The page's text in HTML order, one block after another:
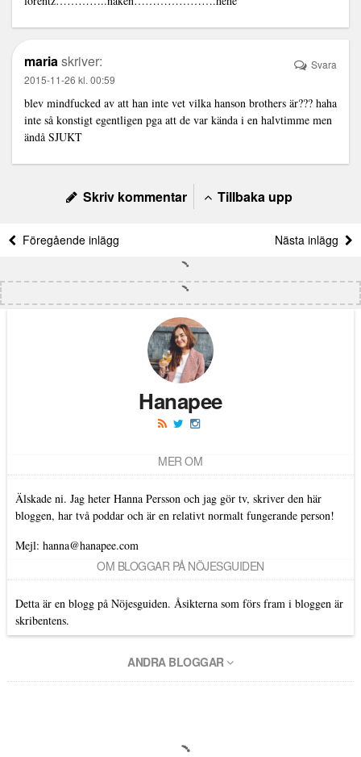
mariaskriver:
2015-11-26 kl. 00:59
blev mindfucked av att han inte vet vilka hanson brothers är??? haha
inte så konstigt egentligen pga att de var kända i en halvtimme men
ändå SJUKT
Svara
Skriv kommentar Tillbaka upp
Föregående inlägg Nästa inlägg
Hanapee
MER OM
Älskade ni. Jag heter Hanna Persson och jag gör tv, skriver den här
bloggen, har två poddar och är en relativt normalt fungerande person!
Mejl: hanna@hanapee.com
OM BLOGGAR PÅ NÖJESGUIDEN
Detta är en blogg på Nöjesguiden. Åsikterna som förs fram i bloggen är
skribentens.
ANDRA BLOGGAR